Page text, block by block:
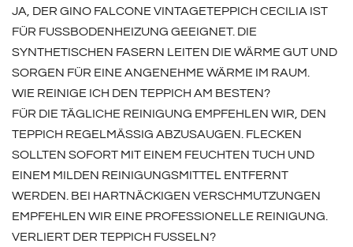
JA, DER GINO FALCONE VINTAGETEPPICH CECILIA IST
FÜR FUSSBODENHEIZUNG GEEIGNET. DIE S
YNTHETISCHEN FASERN LEITEN DIE WÄRME GUT UND S
ORGEN FÜR EINE ANGENEHME WÄRME IM RAUM.
WIE REINIGE ICH DEN TEPPICH AM BESTEN?
FÜR DIE TÄGLICHE REINIGUNG EMPFEHLEN WIR, DEN
TEPPICH REGELMÄSSIG ABZUSAUGEN. FLECKEN S
OLLTEN SOFORT MIT EINEM FEUCHTEN TUCH UND E
INEM MILDEN REINIGUNGSMITTEL ENTFERNT W
ERDEN. BEI HARTNÄCKIGEN VERSCHMUTZUNGEN E
MPFEHLEN WIR EINE PROFESSIONELLE REINIGUNG.
VERLIERT DER TEPPICH FUSSELN?